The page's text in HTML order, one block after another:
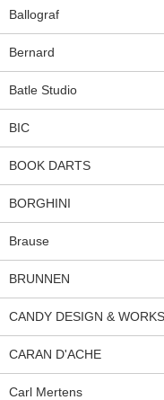
Ballograf
Bernard
Batle Studio
BIC
BOOK DARTS
BORGHINI
Brause
BRUNNEN
CANDY DESIGN & WORKS
CARAN D'ACHE
Carl Mertens